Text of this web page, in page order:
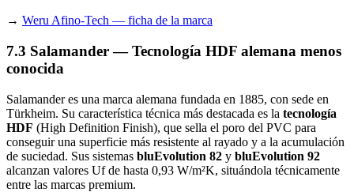
→ Weru Afino-Tech — ficha de la marca
7.3 Salamander — Tecnología HDF alemana menos
conocida
Salamander es una marca alemana fundada en 1885, con sede en
Türkheim. Su característica técnica más destacada es la tecnología
HDF (High Definition Finish), que sella el poro del PVC para
conseguir una superficie más resistente al rayado y a la acumulación
de suciedad. Sus sistemas bluEvolution 82 y bluEvolution 92
alcanzan valores Uf de hasta 0,93 W/m²K, situándola técnicamente
entre las marcas premium.